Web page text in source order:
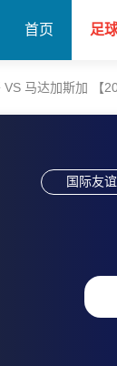
首页 足
VS 马达加斯加 【
国际友谊